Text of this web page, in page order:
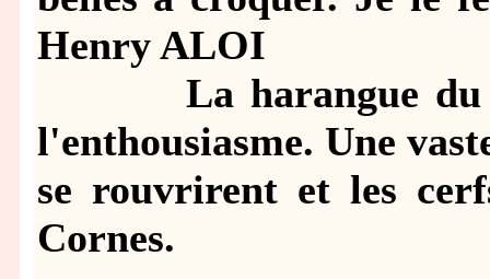
Henry ALOI
La harangue du
l'enthousiasme. Une
se rouvrirent et les
Cornes.